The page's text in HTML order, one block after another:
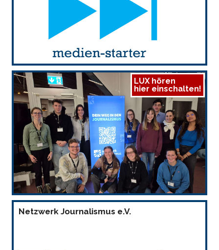
LUX hören
hier einschalten!
Netzwerk Journalismus e.V.